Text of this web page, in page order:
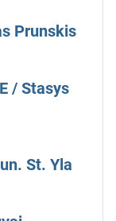
Prunskis
/ Stasys
St. Yla